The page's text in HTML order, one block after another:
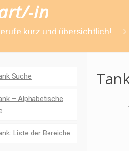
in
kurz und übersichtlich!
Suche
– Alphabetische
Liste der Bereiche